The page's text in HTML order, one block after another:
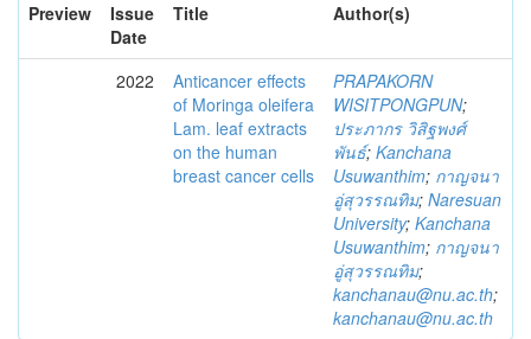
Preview
Issue
Date
Title Author(s)
2022
Anticancer effects
of Moringa oleifera
Lam. leaf extracts
on the human
breast cancer cells
PRAPAKORN
WISITPONGPUN;
ประภากร วิสิฐพงศ์
พันธ์; Kanchana
Usuwanthim; กาญจนา
อู่สุวรรณทิม; Naresuan
University; Kanchana
Usuwanthim; กาญจนา
อู่สุวรรณทิม;
kanchanau@nu.ac.th;
kanchanau@nu.ac.th